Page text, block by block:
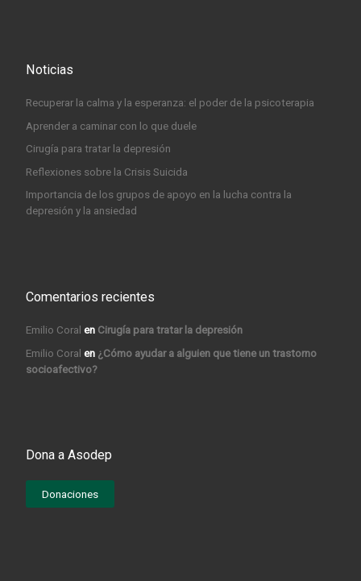
Noticias
Recuperar la calma y la esperanza: el poder de la psicoterapia
Aprender a caminar con lo que duele
Cirugía para tratar la depresión
Reflexiones sobre la Crisis Suicida
Importancia de los grupos de apoyo en la lucha contra la
depresión y la ansiedad
Comentarios recientes
Emilio Coral en Cirugía para tratar la depresión
Emilio Coral en ¿Cómo ayudar a alguien que tiene un trastorno
socioafectivo?
Dona a Asodep
Donaciones